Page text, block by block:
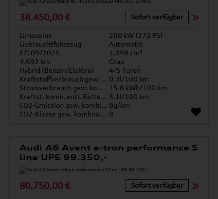
38.450,00 € Sofort verfügbar
Limousine
200 kW (272 PS)
Gebrauchtfahrzeug
Automatik
EZ: 09/2025
1.498 cm³
4.692 km
Grau
Hybrid (Benzin/Elektro)
4/5 Türen
Kraftstoffverbrauch gew. kombiniert 0.3l/100 km
Stromverbrauch gew. kombiniert
15.8 kWh/100 km
Kraftst. komb. entl. Batterie 5.1l/100 km
CO2-Emission gew. kombiniert 8g/km
CO2-Klasse gew. kombiniert B
Audi A6 Avant e-tron performance S
line UPE 99.350,-
80.750,00 € Sofort verfügbar